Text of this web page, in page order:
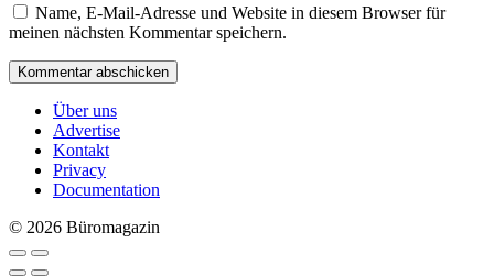
Name, E-Mail-Adresse und Website in diesem Browser für
meinen nächsten Kommentar speichern.
Über uns
Advertise
Kontakt
Privacy
Documentation
© 2026 Büromagazin